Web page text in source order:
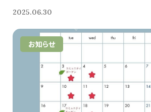
2025.06.30
お知らせ